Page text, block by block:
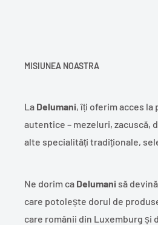
MISIUNEA NOASTRA
La Delumani, îți oferim acces
autentice – mezeluri, zacuscă,
alte specialități tradiționale,
Ne dorim ca Delumani să
care potolește dorul de
care românii din Luxemburg și